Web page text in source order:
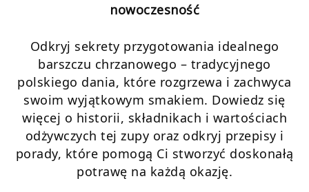
nowoczesność
Odkryj sekrety przygotowania idealnego
barszczu chrzanowego – tradycyjnego
polskiego dania, które rozgrzewa i zachwyca
swoim wyjątkowym smakiem. Dowiedz się
więcej o historii, składnikach i wartościach
odżywczych tej zupy oraz odkryj przepisy i
porady, które pomogą Ci stworzyć doskonałą
potrawę na każdą okazję.